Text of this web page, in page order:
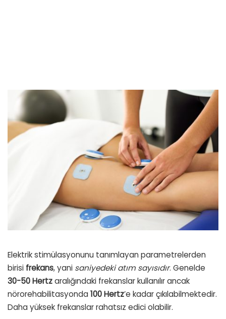
Elektrik stimülasyonunu tanımlayan parametrelerden
birisi frekans, yani saniyedeki atım sayısıdır. Genelde
30-50 Hertzaralığındaki frekanslar kullanılır ancak
nörorehabilitasyonda 100 Hertz’e kadar çıkılabilmektedir.
Daha yüksek frekanslar rahatsız edici olabilir.